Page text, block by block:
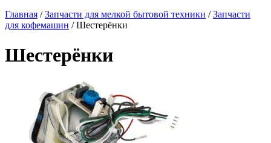
Главная /Запчасти для мелкой бытовой техники /Запчасти
для кофемашин / Шестерёнки
Шестерёнки